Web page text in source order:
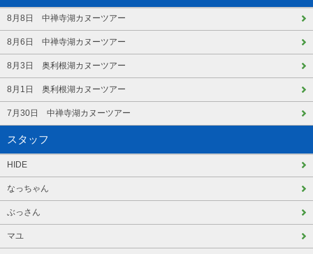
8月8日 中禅寺湖カヌーツアー
8月6日 中禅寺湖カヌーツアー
8月3日 奥利根湖カヌーツアー
8月1日 奥利根湖カヌーツアー
7月30日 中禅寺湖カヌーツアー
スタッフ
HIDE
なっちゃん
ぶっさん
マユ